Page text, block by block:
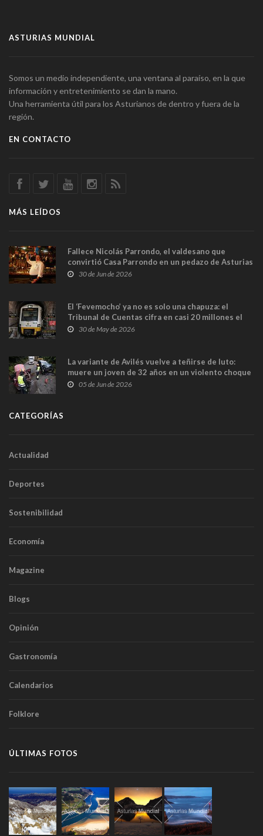
ASTURIAS MUNDIAL
Somos un medio independiente, una ventana al paraíso, en la que
información y entretenimiento se dan la mano.
Una herramienta útil para los Asturianos de dentro y fuera de la
región.
EN CONTACTO
MÁS LEÍDOS
Fallece Nicolás Parrondo, el valdesano que
convirtió Casa Parrondo en un pedazo de Asturias
en Madrid
30 de Jun de 2026
El ‘Fevemocho’ ya no es solo una chapuza: el
Tribunal de Cuentas cifra en casi 20 millones el
sobrecoste de los trenes que no cabían por los
30 de May de 2026
La variante de Avilés vuelve a teñirse de luto:
muere un joven de 32 años en un violento choque
frontal
05 de Jun de 2026
CATEGORÍAS
Actualidad
Deportes
Sostenibilidad
Economía
Magazine
Blogs
Opinión
Gastronomía
Calendarios
Folklore
ÚLTIMAS FOTOS